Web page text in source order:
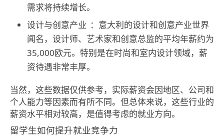
需求将持续增长。
设计与创意产业 ：意大利的设计和创意产业世界
闻名，设计师、艺术家和创意总监的平均年薪约为
35,000欧元。特别是在时尚和室内设计领域，薪
资待遇非常丰厚。
当然，这些数据仅供参考，实际薪资会因地区、公司和
个人能力等因素而有所不同。但总体来说，这些行业的
薪资水平相对较高，是值得考虑的就业方向。
留学生如何提升就业竞争力